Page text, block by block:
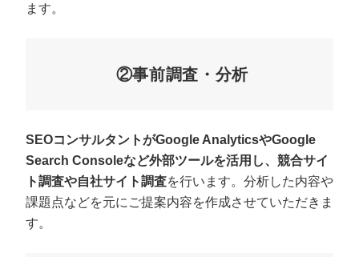
ます。
②事前調査・分析
SEOコンサルタントがGoogle AnalyticsやGoogle
Search Consoleなど外部ツールを活用し、競合サイ
ト調査や自社サイト調査を行います。分析した内容や
課題点などを元にご提案内容を作成させていただきま
す。